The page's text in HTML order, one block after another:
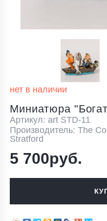
нет в наличии
Миниатюра
Артикул: art STD-11
Производитель: The
Stratford
5 700руб.